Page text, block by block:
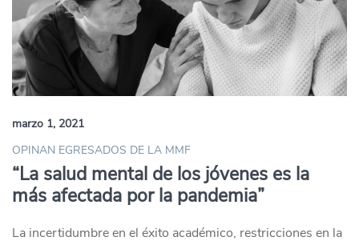
marzo 1, 2021
OPINAN EGRESADOS DE LA MMF
“La salud mental de los jóvenes es la
más afectada por la pandemia”
La incertidumbre en el éxito académico, restricciones en la